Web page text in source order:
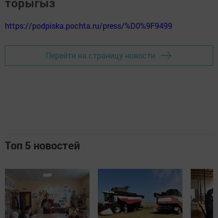
https://podpiska.pochta.ru/press/%D0%9F9499
Перейти на страницу новости
Топ 5 новостей